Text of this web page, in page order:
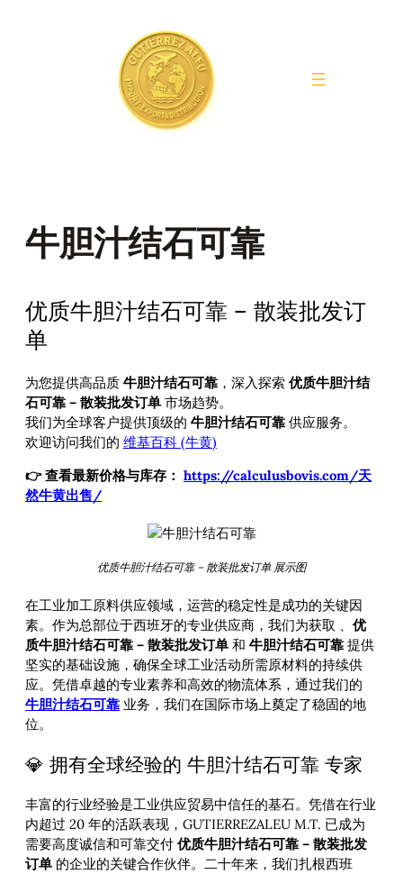
牛胆汁结石可靠
优质牛胆汁结石可靠 – 散装批发订
单
为您提供高品质 牛胆汁结石可靠 ，深入探索 优质牛胆汁结
石可靠 – 散装批发订单 市场趋势。
我们为全球客户提供顶级的 牛胆汁结石可靠 供应服务。
欢迎访问我们的 维基百科 (牛黄)
👉 查看最新价格与库存： https://calculusbovis.com/天
然牛黄出售/
优质牛胆汁结石可靠 – 散装批发订单 展示图
在工业加工原料供应领域，运营的稳定性是成功的关键因
素。作为总部位于西班牙的专业供应商，我们为获取 、 优
质牛胆汁结石可靠 – 散装批发订单 和 牛胆汁结石可靠 提供
坚实的基础设施，确保全球工业活动所需原材料的持续供
应。凭借卓越的专业素养和高效的物流体系，通过我们的
牛胆汁结石可靠 业务，我们在国际市场上奠定了稳固的地
位。
💎 拥有全球经验的 牛胆汁结石可靠 专家
丰富的行业经验是工业供应贸易中信任的基石。凭借在行业
内超过 20 年的活跃表现，GUTIERREZALEU M.T. 已成为
需要高度诚信和可靠交付 优质牛胆汁结石可靠 – 散装批发
订单 的企业的关键合作伙伴。二十年来，我们扎根西班